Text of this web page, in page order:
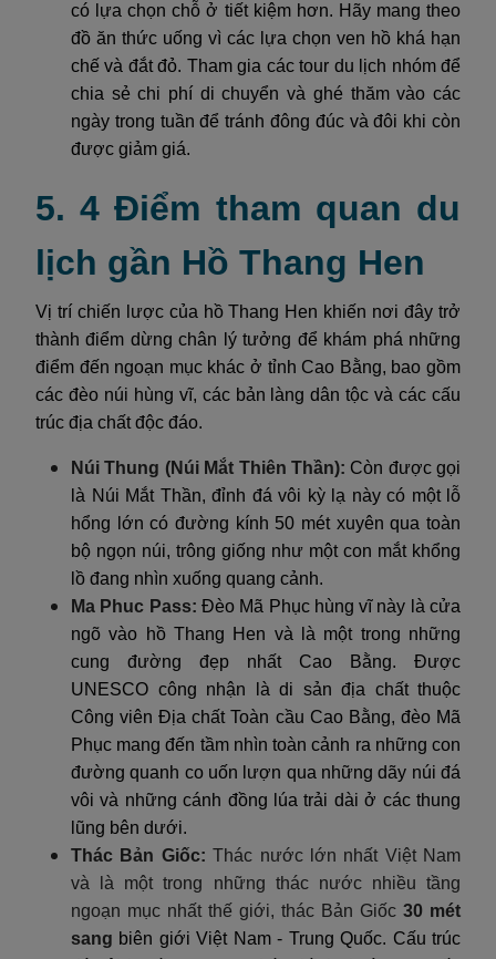
có lựa chọn chỗ ở tiết kiệm hơn. Hãy mang theo
đồ ăn thức uống vì các lựa chọn ven hồ khá hạn
chế và đắt đỏ. Tham gia các tour du lịch nhóm để
chia sẻ chi phí di chuyển và ghé thăm vào các
ngày trong tuần để tránh đông đúc và đôi khi còn
được giảm giá.
5. 4 Điểm tham quan du
lịch gần Hồ Thang Hen
Vị trí chiến lược của hồ Thang Hen khiến nơi đây trở
thành điểm dừng chân lý tưởng để khám phá những
điểm đến ngoạn mục khác ở tỉnh Cao Bằng, bao gồm
các đèo núi hùng vĩ, các bản làng dân tộc và các cấu
trúc địa chất độc đáo.
Núi Thung (Núi Mắt Thiên Thần): Còn được gọi
là Núi Mắt Thần, đỉnh đá vôi kỳ lạ này có một lỗ
hổng lớn có đường kính 50 mét xuyên qua toàn
bộ ngọn núi, trông giống như một con mắt khổng
lồ đang nhìn xuống quang cảnh.
Ma Phuc Pass: Đèo Mã Phục hùng vĩ này là cửa
ngõ vào hồ Thang Hen và là một trong những
cung đường đẹp nhất Cao Bằng. Được
UNESCO công nhận là di sản địa chất thuộc
Công viên Địa chất Toàn cầu Cao Bằng, đèo Mã
Phục mang đến tầm nhìn toàn cảnh ra những con
đường quanh co uốn lượn qua những dãy núi đá
vôi và những cánh đồng lúa trải dài ở các thung
lũng bên dưới.
Thác Bản Giốc:Thác nước lớn nhất Việt Nam
và là một trong những thác nước nhiều tầng
ngoạn mục nhất thế giới, thác Bản Giốc 30 mét
sang biên giới Việt Nam - Trung Quốc. Cấu trúc